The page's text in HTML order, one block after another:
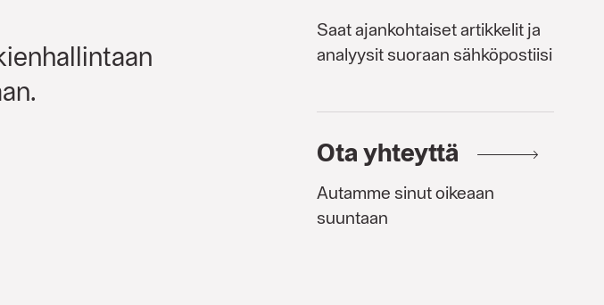
Saat ajankohtaiset artikkelit ja
analyysit suoraan sähköpostiisi
Ota yhteyttä
Autamme sinut oikeaan
suuntaan